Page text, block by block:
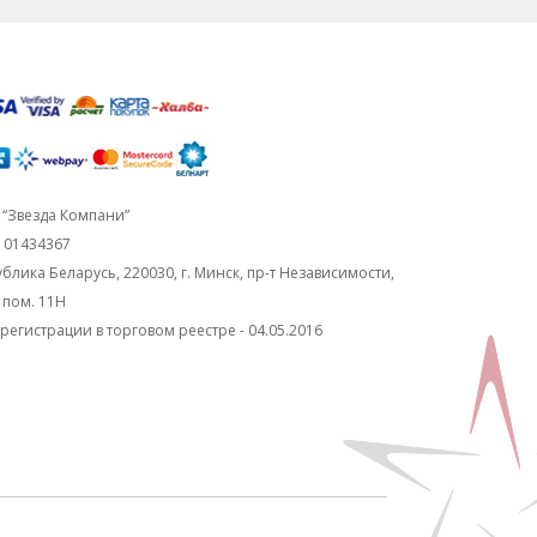
Компани”
Беларусь, 220030, г. Минск, пр-т Независимости,
пом. 11Н
в торговом реестре - 04.05.2016